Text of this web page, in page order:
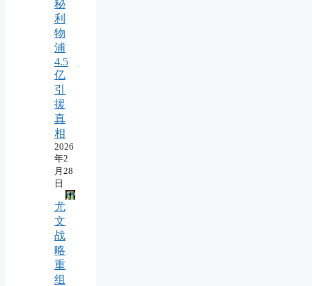
秘
利
物
浦
4.5
亿
引
援
真
相
2026
年2
月28
日
尤
文
战
略
重
组